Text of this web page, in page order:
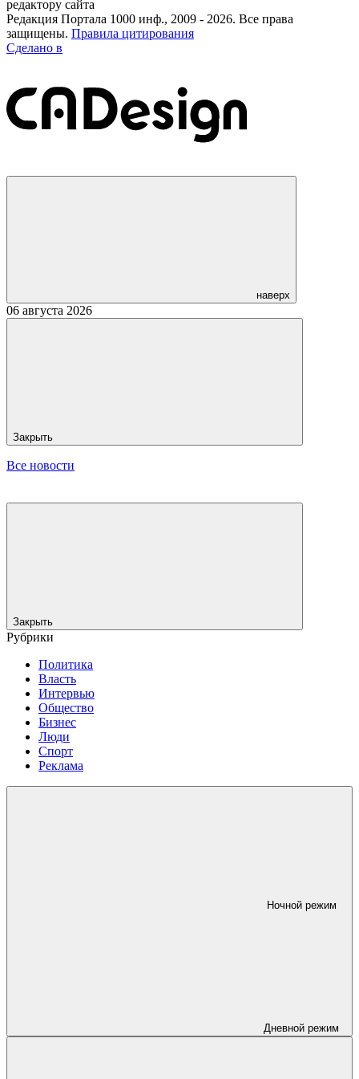
редактору сайта
Редакция Портала 1000 инф., 2009 - 2026. Все права
защищены. Правила цитирования
Сделано в
наверх
06 августа 2026
Закрыть
Все новости
Закрыть
Рубрики
Политика
Власть
Интервью
Общество
Бизнес
Люди
Спорт
Реклама
Ночной режим
Дневной режим